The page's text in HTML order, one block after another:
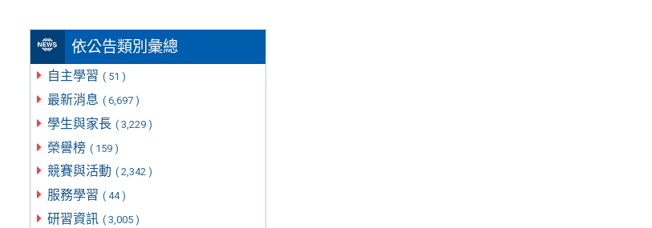
依公告類別彙總
自主學習 ( 51 )
最新消息 ( 6,697 )
學生與家長 ( 3,229 )
榮譽榜 ( 159 )
競賽與活動 ( 2,342 )
服務學習 ( 44 )
研習資訊 ( 3,005 )